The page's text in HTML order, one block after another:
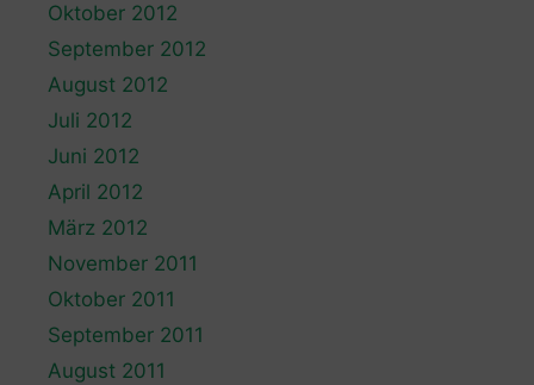
Oktober 2012
September 2012
August 2012
Juli 2012
Juni 2012
April 2012
März 2012
November 2011
Oktober 2011
September 2011
August 2011